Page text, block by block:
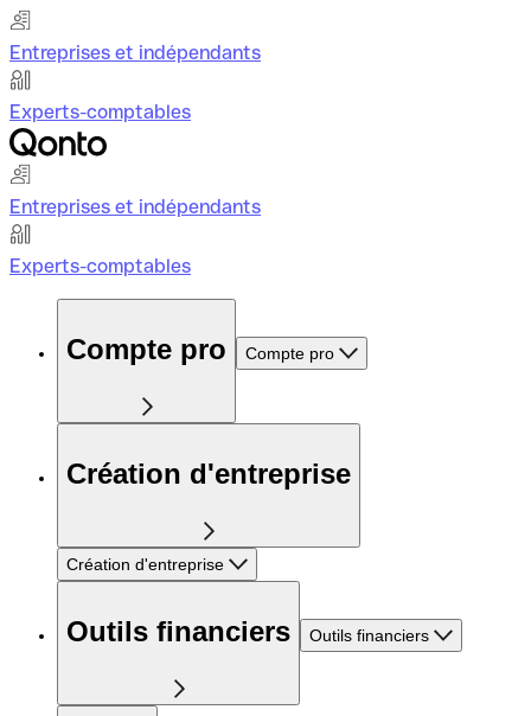
Entreprises et indépendants
Experts-comptables
Entreprises et indépendants
Experts-comptables
Compte pro Compte pro
Création d'entreprise
Création d'entreprise
Outils financiers Outils financiers